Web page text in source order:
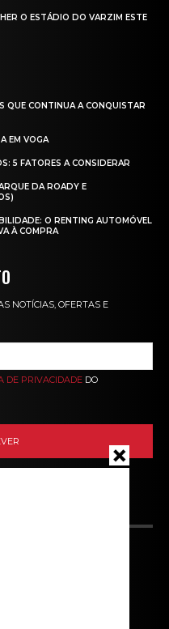
O ESTÁDIO DO VARZIM ESTE
QUE CONTINUA A CONQUISTAR
EM VOGA
5 FATORES A CONSIDERAR
DA ROADY E
O RENTING AUTOMÓVEL
À COMPRA
NOTÍCIAS, OFERTAS E
DE PRIVACIDADE DO